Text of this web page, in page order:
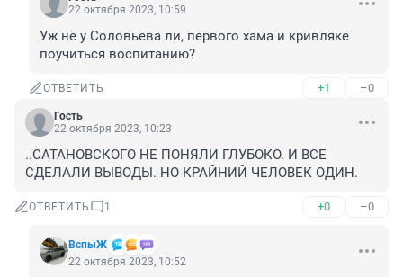
22 октября 2023, 10:59
Уж не у Соловьева ли, первого хама и кривляке
поучиться воспитанию?
ОТВЕТИТЬ +1 –0
Гость
22 октября 2023, 10:23
..САТАНОВСКОГО НЕ ПОНЯЛИ ГЛУБОКО. И ВСЕ
СДЕЛАЛИ ВЫВОДЫ. НО КРАЙНИЙ ЧЕЛОВЕК ОДИН.
ОТВЕТИТЬ 1 +0 –0
ВспыЖ
22 октября 2023, 10:52